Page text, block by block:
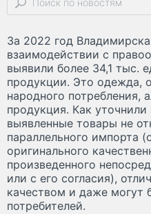
За 2022 год
взаимодействии с
выявили более 34,1 тыс.
продукции. Это одежда,
народного потребления,
продукция. Как
выявленные товары не
параллельного импорта
оригинального
произведенного
или с его согласия),
качеством и даже могут
потребителей.